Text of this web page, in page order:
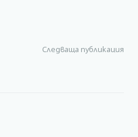
Следваща публикация